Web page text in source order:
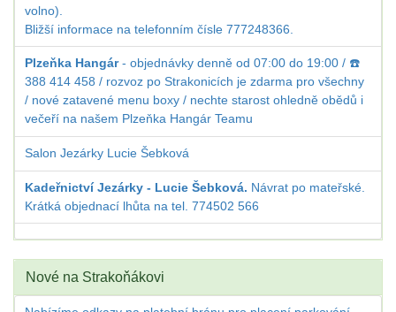
volno).
Bližší informace na telefonním čísle 777248366.
Plzeňka Hangár- objednávky denně od 07:00 do 19:00 / ☎️
388 414 458 / rozvoz po Strakonicích je zdarma pro všechny
/ nové zatavené menu boxy / nechte starost ohledně obědů i
večeří na našem Plzeňka Hangár Teamu
Salon Jezárky Lucie Šebková
Kadeřnictví Jezárky - Lucie Šebková. Návrat po mateřské.
Krátká objednací lhůta na tel. 774502 566
Nové na Strakoňákovi